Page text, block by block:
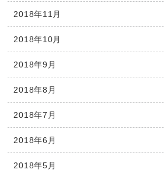
2018年11月
2018年10月
2018年9月
2018年8月
2018年7月
2018年6月
2018年5月